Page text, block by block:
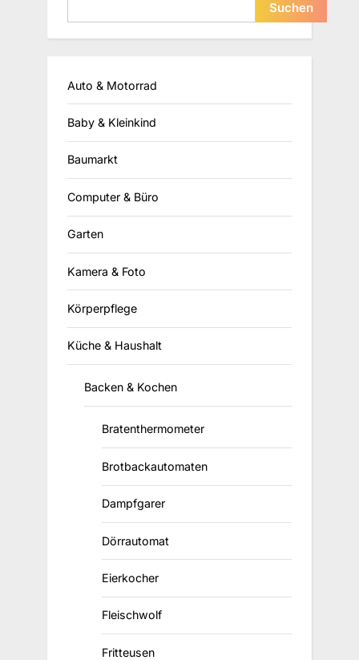
Suchen
Auto & Motorrad
Baby & Kleinkind
Baumarkt
Computer & Büro
Garten
Kamera & Foto
Körperpflege
Küche & Haushalt
Backen & Kochen
Bratenthermometer
Brotbackautomaten
Dampfgarer
Dörrautomat
Eierkocher
Fleischwolf
Fritteusen